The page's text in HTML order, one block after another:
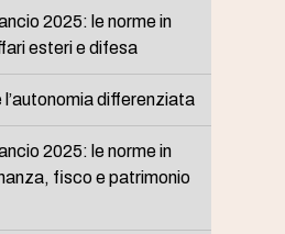
2025: le norme in
esteri e difesa
l’autonomia differenziata
2025: le norme in
fisco e patrimonio